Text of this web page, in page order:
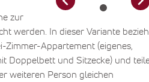
zur
werden. In dieser Variante
Zimmer-Appartement (eigenes,
Doppelbett und Sitzecke) und
weiteren Person gleichen